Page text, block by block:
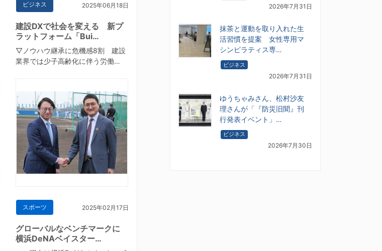
ビジネス 2025年06月18日
建設DXで社会を変える 新プ
ラットフォーム「Bui…
▽ノウハウ継承に危機感8割 建設
業界では少子高齢化に伴う労働…
スポーツ 2025年02月17日
グローバルなベンチマークに
横浜DeNAベイスター…
2026年7月31日
抹茶と運動を取り入れた生
活習慣を提案 女性専用マ
シンピラティス専…
ビジネス
2026年7月31日
ゆうちゃみさん、松村沙友
理さんが「『防災旧聞』刊
行発表イベント」…
ビジネス
2026年7月30日